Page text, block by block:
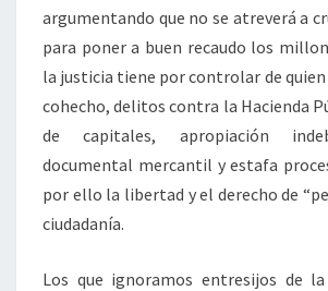
argumentando que no se atreverá a
para poner a buen recaudo los
la justicia tiene por controlar de quien
cohecho, delitos contra la Hacienda
de capitales, apropiación
documental mercantil y estafa
por ello la libertad y el derecho de
ciudadanía.
Los que ignoramos entresijos de